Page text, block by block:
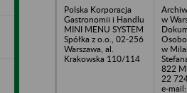
Polska Korporacja
Gastronomii i Handlu
MINI MENU SYSTEM
Spółka z o.o., 02-256
Warszawa, al.
Krakowska 110/114
w
w
822
22
e-mail: